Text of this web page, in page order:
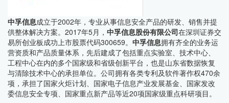
中孚信息成立于2002年，专业从事信息安全产品的研发、销售并提
供整体解决方案。2017年5月， 中孚信息股份有限公司在深圳证券交
易所创业板成功上市股票代码300659。 中孚信息拥有齐全的业务运
营资质和产品质量体系，先后建成了包括重点实验室、技术中心、
工程中心在内的多个国家级和省级创新平台，也是山东省数据恢复
与清除技术中心的承担单位。公司拥有各类专利及软件著作权470余
项，承担了国家火炬计划、国家电子信息产业发展基金、国家发改
委信息安全专项、国家重点新产品等近20项国家级重点科研项目。